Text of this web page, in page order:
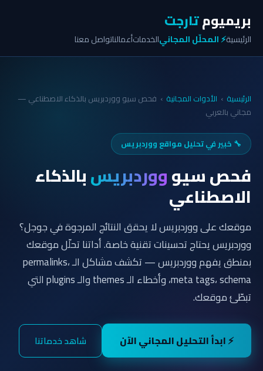
بريميومتارجت
الرئيسية⚡ المحلّل المجانيالخدماتأعمالناتواصل معنا
الرئيسية › الأدوات المجانية › فحص سيو ووردبريس بالذكاء الاصطناعي —
مجاني بالعربي
🔧 خبير في تحليل مواقع ووردبريس
فحص سيوووردبريسبالذكاء
الاصطناعي
موقعك على ووردبريس لا يحقق النتائج المرجوة في جوجل؟
ووردبريس يحتاج تحسينات تقنية خاصة. أداتنا تحلّل موقعك
بمنطق يفهم ووردبريس — تكشف مشاكل الـ permalinks،
meta tags، schema، وأخطاء الـ themes والـ plugins التي
تبطّئ موقعك.
⚡ ابدأ التحليل المجاني الآن شاهد خدماتنا